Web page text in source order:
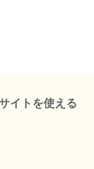
イトを使える